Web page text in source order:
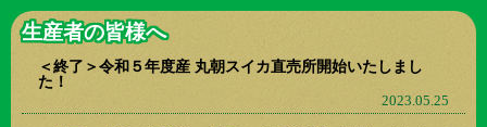
生産者の皆様へ
＜終了＞令和５年度産 丸朝スイカ直売所開始いたしまし
た！
2023.05.25